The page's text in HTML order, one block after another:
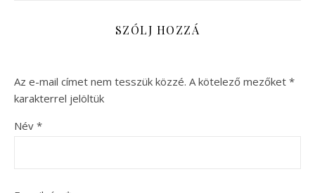
SZÓLJ HOZZÁ
Az e-mail címet nem tesszük közzé. A kötelező mezőket *
karakterrel jelöltük
Név *